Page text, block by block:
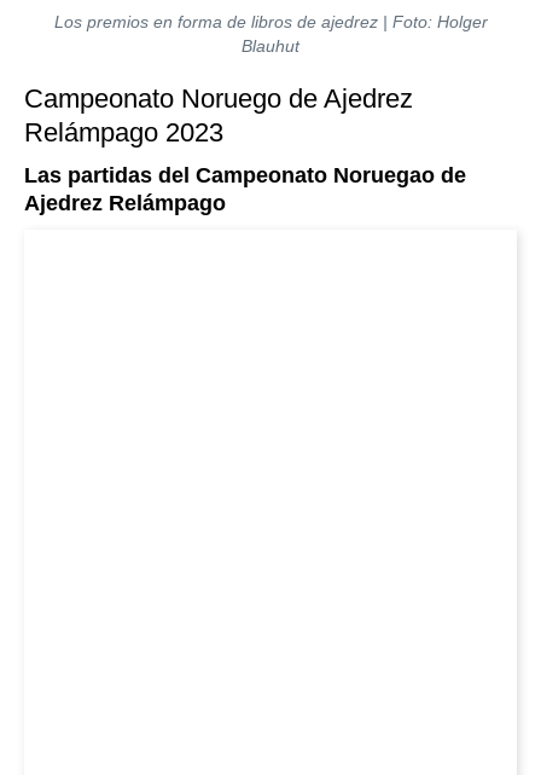
Los premios en forma de libros de ajedrez | Foto: Holger
Blauhut
Campeonato Noruego de Ajedrez
Relámpago 2023
Las partidas del Campeonato Noruegao de
Ajedrez Relámpago